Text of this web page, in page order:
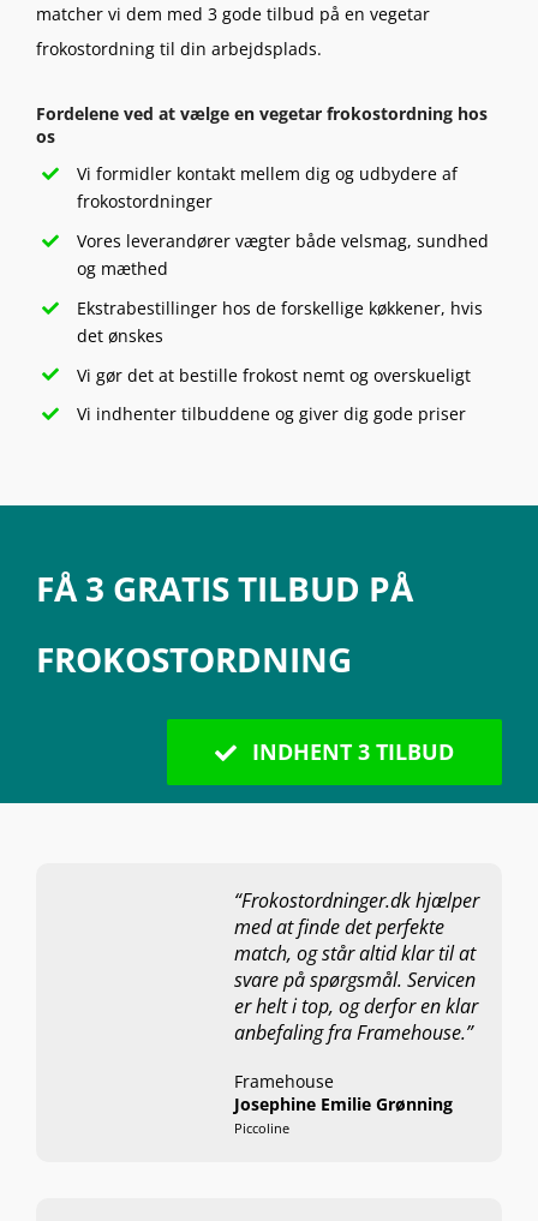
matcher vi dem med 3 gode tilbud på en vegetar
frokostordning til din arbejdsplads.
Fordelene ved at vælge en vegetar frokostordning hos
os
Vi formidler kontakt mellem dig og udbydere af
frokostordninger
Vores leverandører vægter både velsmag, sundhed
og mæthed
Ekstrabestillinger hos de forskellige køkkener, hvis
det ønskes
Vi gør det at bestille frokost nemt og overskueligt
Vi indhenter tilbuddene og giver dig gode priser
FÅ 3 GRATIS TILBUD PÅ
FROKOSTORDNING
INDHENT 3 TILBUD
“Frokostordninger.dk hjælper
med at finde det perfekte
match, og står altid klar til at
svare på spørgsmål. Servicen
er helt i top, og derfor en klar
anbefaling fra Framehouse.”
Framehouse
Josephine Emilie Grønning
Piccoline